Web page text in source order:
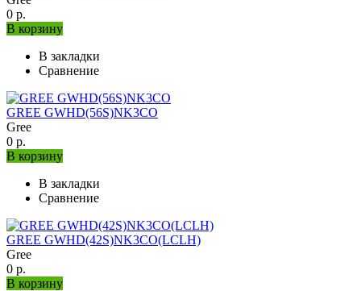
0 р.
В корзину
В закладки
Сравнение
GREE GWHD(56S)NK3CO
Gree
0 р.
В корзину
В закладки
Сравнение
GREE GWHD(42S)NK3CO(LCLH)
Gree
0 р.
В корзину